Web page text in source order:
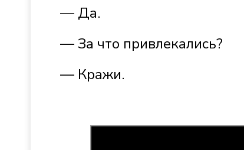
— Да.
— За что привлекались?
— Кражи.